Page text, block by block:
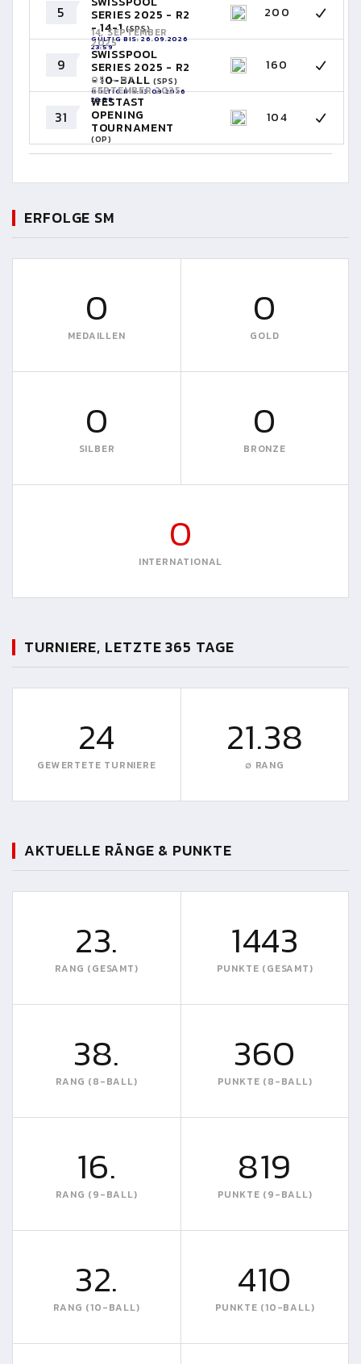
5 SERIES 2025 - R2
- 14-1(SPS)
GÜLTIG BIS: 26.09.2026
23:59
200
9
14. SEPTEMBER
2025
SWISSPOOL
SERIES 2025 - R2
- 10-BALL (SPS)
GÜLTIG BIS: 13.09.2026
23:59
160
31
05. - 07.
SEPTEMBER 2025
WESTAST
OPENING
TOURNAMENT
(OP)
GÜLTIG BIS: 06.09.2026
23:59
104
ERFOLGE SM
0
MEDAILLEN
0
GOLD
0
SILBER
0
BRONZE
0
INTERNATIONAL
TURNIERE, LETZTE 365 TAGE
24
GEWERTETE TURNIERE
21.38
∅ RANG
AKTUELLE RÄNGE & PUNKTE
23.
RANG (GESAMT)
1443
PUNKTE (GESAMT)
38.
RANG (8-BALL)
360
PUNKTE (8-BALL)
16.
RANG (9-BALL)
819
PUNKTE (9-BALL)
32.
RANG (10-BALL)
410
PUNKTE (10-BALL)